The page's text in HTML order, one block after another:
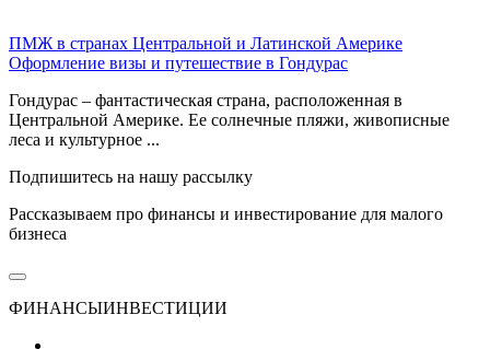
ПМЖ в странах Центральной и Латинской Америке
Оформление визы и путешествие в Гондурас
Гондурас – фантастическая страна, расположенная в
Центральной Америке. Ее солнечные пляжи, живописные
леса и культурное ...
Подпишитесь на нашу рассылку
Рассказываем про финансы и инвестирование для малого
бизнеса
ФИНАНСЫИНВЕСТИЦИИ